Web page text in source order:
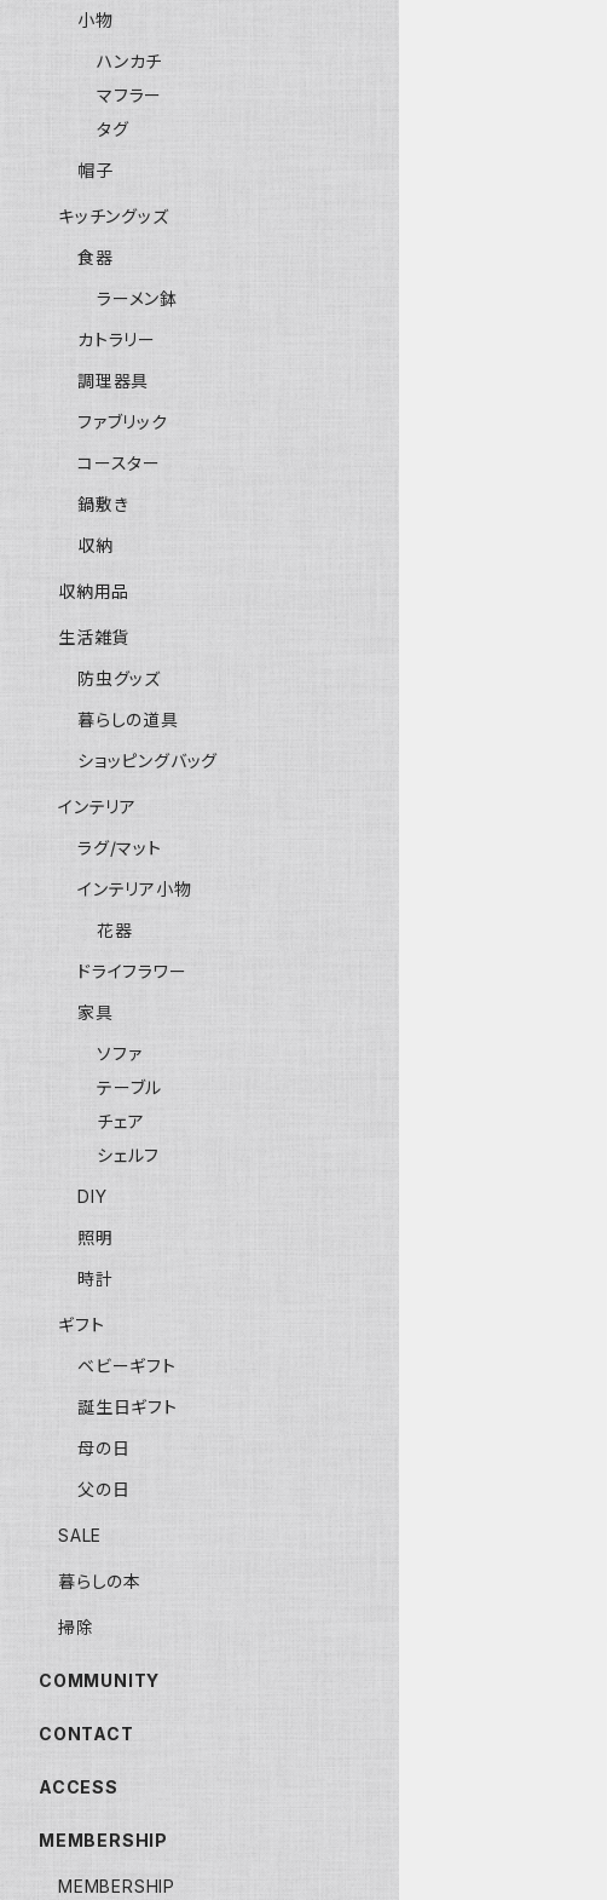
小物
ハンカチ
マフラー
タグ
帽子
キッチングッズ
食器
ラーメン鉢
カトラリー
調理器具
ファブリック
コースター
鍋敷き
収納
収納用品
生活雑貨
防虫グッズ
暮らしの道具
ショッピングバッグ
インテリア
ラグ/マット
インテリア小物
花器
ドライフラワー
家具
ソファ
テーブル
チェア
シェルフ
DIY
照明
時計
ギフト
ベビーギフト
誕生日ギフト
母の日
父の日
SALE
暮らしの本
掃除
COMMUNITY
CONTACT
ACCESS
MEMBERSHIP
MEMBERSHIP